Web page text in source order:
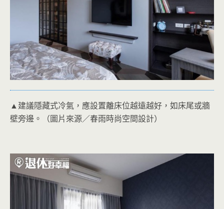
▲建議隱藏式冷氣，應設置離床位越遠越好，如床尾或牆
壁旁邊。（圖片來源／春雨時尚空間設計）